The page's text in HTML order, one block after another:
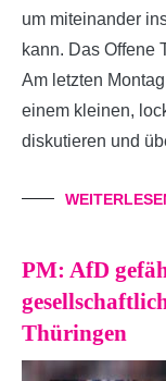
um miteinander
kann. Das Offene
Am letzten
einem kleinen,
diskutieren und
PM: AfD
Thüringen